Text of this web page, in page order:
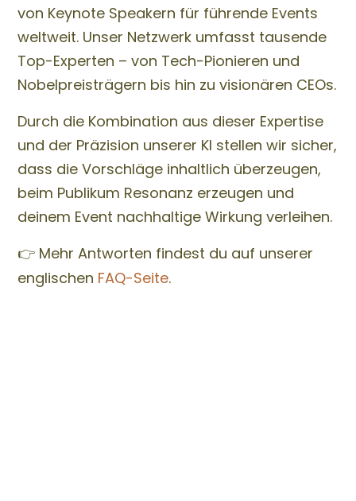
von Keynote Speakern für führende Events
weltweit. Unser Netzwerk umfasst tausende
Top-Experten – von Tech-Pionieren und
Nobelpreisträgern bis hin zu visionären CEOs.
Durch die Kombination aus dieser Expertise
und der Präzision unserer KI stellen wir sicher,
dass die Vorschläge inhaltlich überzeugen,
beim Publikum Resonanz erzeugen und
deinem Event nachhaltige Wirkung verleihen.
👉 Mehr Antworten findest du auf unserer
englischen FAQ-Seite.